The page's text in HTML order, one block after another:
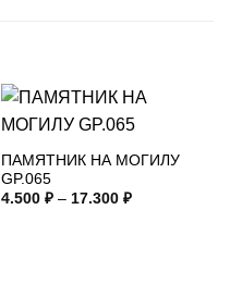
ПАМЯТНИК НА МОГИЛУ
GP.065
4.500 ₽ – 17.300 ₽Диапазон